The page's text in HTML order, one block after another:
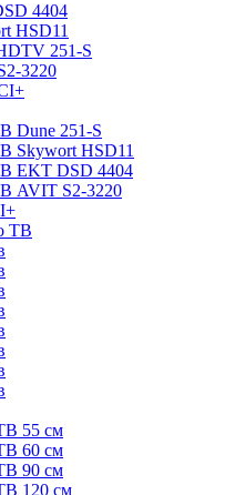
4404
HSD11
251-S
3220
Dune 251-S
Skywort HSD11
EKT DSD 4404
AVIT S2-3220
ТВ
55 см
60 см
90 см
120 см